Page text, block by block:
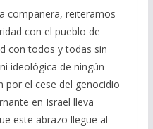
compañera, reiteramos
con el pueblo de
con todos y todas sin
ideológica de ningún
por el cese del genocidio
en Israel lleva
este abrazo llegue al